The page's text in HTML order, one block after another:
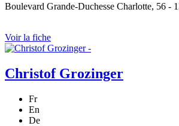
Boulevard Grande-Duchesse Charlotte, 56 -
Voir la fiche
Christof Grozinger
Fr
En
De